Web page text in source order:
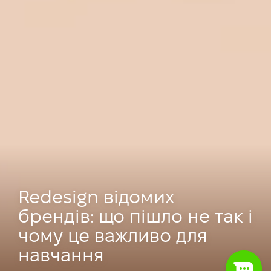
Redesign відомих
брендів: що пішло не так і
чому це важливо для
навчання